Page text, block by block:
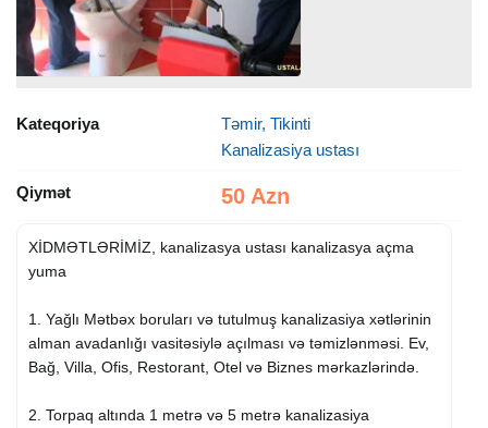
Kateqoriya
Təmir, Tikinti
Kanalizasiya ustası
Qiymət 50 Azn
XİDMƏTLƏRİMİZ, kanalizasya ustası kanalizasya açma
yuma
1. Yağlı Mətbəx boruları və tutulmuş kanalizasiya xətlərinin
alman avadanlığı vasitəsiylə açılması və təmizlənməsi. Ev,
Bağ, Villa, Ofis, Restorant, Otel və Biznes mərkazlərində.
2. Torpaq altında 1 metrə və 5 metrə kanalizasiya